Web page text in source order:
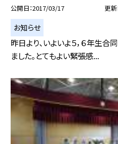
公開日 2017/03/17 更
お知らせ
昨日より、いよいよ５，６年生
ました。とてもよい緊張感...